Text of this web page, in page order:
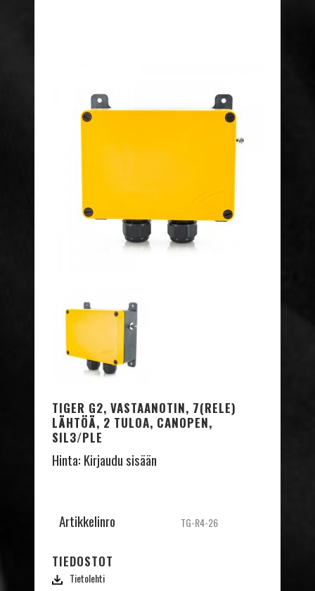
TIGER G2, VASTAANOTIN, 7(RELE)
LÄHTÖÄ, 2 TULOA, CANOPEN,
SIL3/PLE
Hinta: Kirjaudu sisään
Artikkelinro TG-R4-26
TIEDOSTOT
Tietolehti